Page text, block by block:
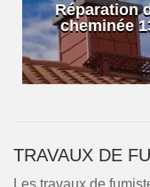
Réparation
cheminée
TRAVAUX DE
Les travaux de